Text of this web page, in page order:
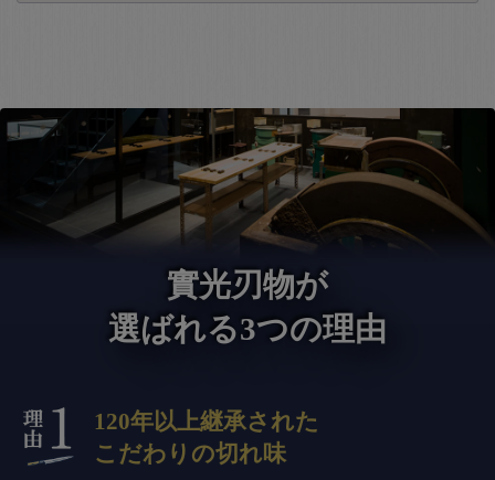
實光刃物が
選ばれる3つの理由
120年以上継承された
こだわりの切れ味